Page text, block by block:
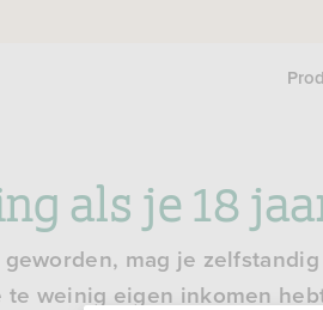
als je 18
geworden, mag je
te weinig eigen inkomen